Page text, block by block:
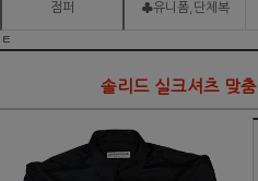
점퍼 ♣유니폼,단체복
ㅌ
솔리드 실크셔츠 맞춤